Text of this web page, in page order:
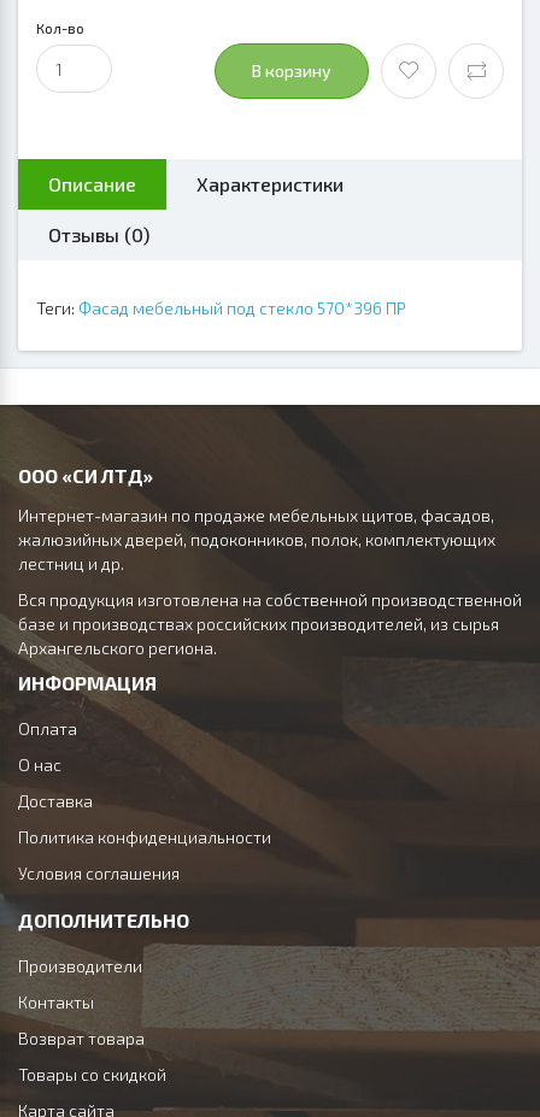
Кол-во
В корзину
Описание Характеристики
Отзывы (0)
Теги: Фасад мебельный под стекло 570*396 ПР
ООО «СИ ЛТД»
Интернет-магазин по продаже мебельных щитов, фасадов,
жалюзийных дверей, подоконников, полок, комплектующих
лестниц и др.
Вся продукция изготовлена на собственной производственной
базе и производствах российских производителей, из сырья
Архангельского региона.
ИНФОРМАЦИЯ
Оплата
О нас
Доставка
Политика конфиденциальности
Условия соглашения
ДОПОЛНИТЕЛЬНО
Производители
Контакты
Возврат товара
Товары со скидкой
Карта сайта